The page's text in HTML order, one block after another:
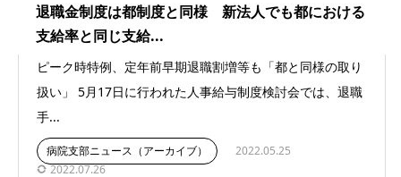
退職金制度は都制度と同様 新法人でも都における
支給率と同じ支給...
ピーク時特例、定年前早期退職割増等も「都と同様の取り
扱い」 5月17日に行われた人事給与制度検討会では、退職
手...
病院支部ニュース（アーカイブ）
2022.05.25
2022.07.26